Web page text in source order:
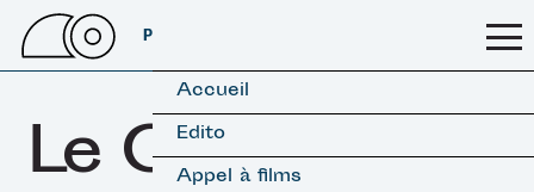
PSSFF 2026
Accueil
Edito
Appel à films
Le OFF